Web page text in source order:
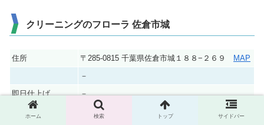
クリーニングのフローラ 佐倉市城
住所 〒285-0815 千葉県佐倉市城１８８−２６９
MAP
－
即日仕上げ
－
営業時間
月～土曜/9：00～19：00
ホーム 検索 トップ サイドバー